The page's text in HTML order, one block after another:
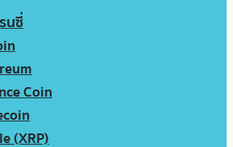
นซี่
Coin
(XRP)